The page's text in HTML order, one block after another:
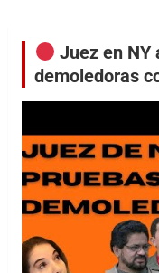
Juez en NY
demoledoras